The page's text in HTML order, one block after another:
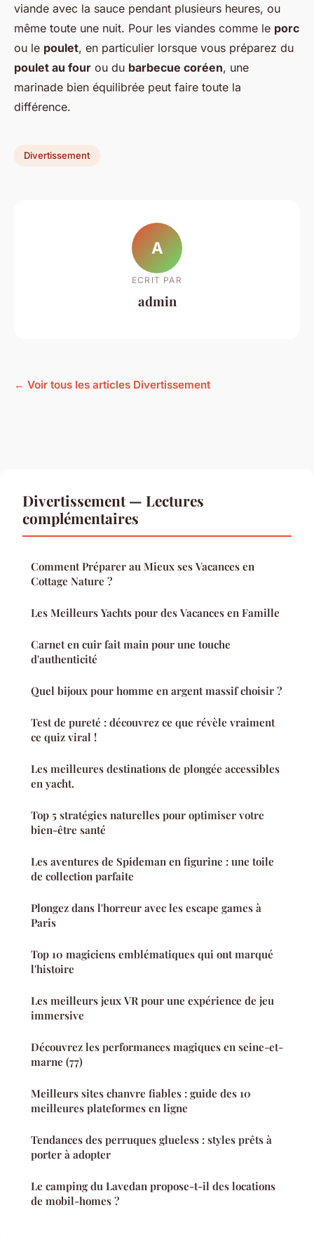
viande avec la sauce pendant plusieurs heures, ou
même toute une nuit. Pour les viandes comme le porc
ou le poulet, en particulier lorsque vous préparez du
poulet au four ou du barbecue coréen, une
marinade bien équilibrée peut faire toute la
différence.
Divertissement
A
ECRIT PAR
admin
← Voir tous les articles Divertissement
Divertissement — Lectures
complémentaires
Comment Préparer au Mieux ses Vacances en
Cottage Nature ?
Les Meilleurs Yachts pour des Vacances en Famille
Carnet en cuir fait main pour une touche
d'authenticité
Quel bijoux pour homme en argent massif choisir ?
Test de pureté : découvrez ce que révèle vraiment
ce quiz viral !
Les meilleures destinations de plongée accessibles
en yacht.
Top 5 stratégies naturelles pour optimiser votre
bien-être santé
Les aventures de Spideman en figurine : une toile
de collection parfaite
Plongez dans l'horreur avec les escape games à
Paris
Top 10 magiciens emblématiques qui ont marqué
l'histoire
Les meilleurs jeux VR pour une expérience de jeu
immersive
Découvrez les performances magiques en seine-et-
marne (77)
Meilleurs sites chanvre fiables : guide des 10
meilleures plateformes en ligne
Tendances des perruques glueless : styles prêts à
porter à adopter
Le camping du Lavedan propose-t-il des locations
de mobil-homes ?